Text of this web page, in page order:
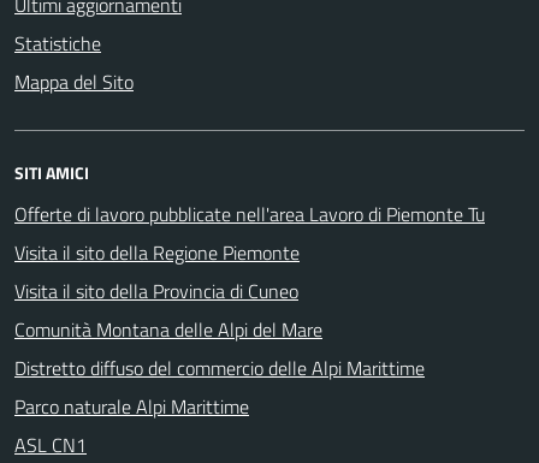
Statistiche
Mappa del Sito
SITI AMICI
Offerte di lavoro pubblicate nell'area Lavoro di Piemonte Tu
Visita il sito della Regione Piemonte
Visita il sito della Provincia di Cuneo
Comunità Montana delle Alpi del Mare
Distretto diffuso del commercio delle Alpi Marittime
Parco naturale Alpi Marittime
ASL CN1